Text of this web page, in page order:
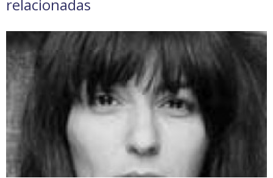
relacionadas